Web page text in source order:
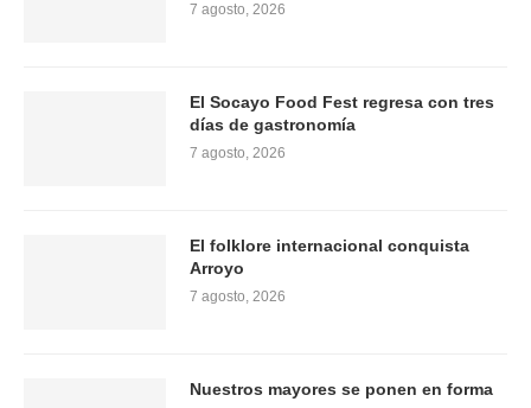
7 agosto, 2026
El Socayo Food Fest regresa con tres
días de gastronomía
7 agosto, 2026
El folklore internacional conquista
Arroyo
7 agosto, 2026
Nuestros mayores se ponen en forma